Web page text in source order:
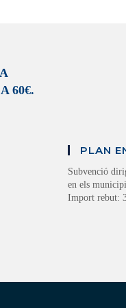
60€.
PLAN
Subvenció
en els
Import rebut: